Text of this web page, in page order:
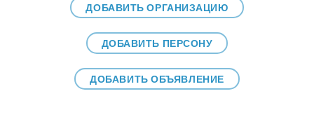
ДОБАВИТЬ ОРГАНИЗАЦИЮ
ДОБАВИТЬ ПЕРСОНУ
ДОБАВИТЬ ОБЪЯВЛЕНИЕ